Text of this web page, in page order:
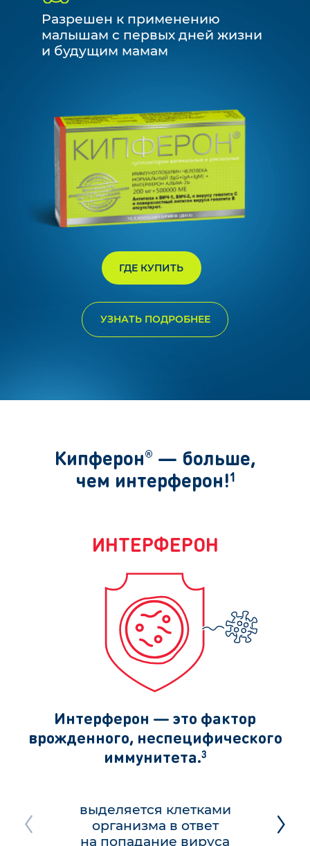
ГДЕ КУПИТЬ
УЗНАТЬ ПОДРОБНЕЕ
Разрешен к применению
малышам с первых дней жизни
и будущим мамам
Кипферон® — больше,
чем интерферон!1
ИНТЕРФЕРОН
Интерферон — это фактор
врожденного, неспецифического
иммунитета.3
выделяется клетками
организма в ответ
на попадание вируса
Предыдущий
слайд